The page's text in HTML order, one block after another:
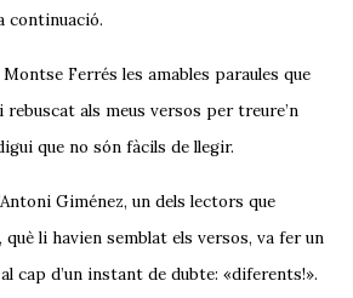
continuació.
Ferrés les amables paraules que
rebuscat als meus versos per treure’n
que no són fàcils de llegir.
Giménez, un dels lectors que
li havien semblat els versos, va fer un
cap d’un instant de dubte: «diferents!».